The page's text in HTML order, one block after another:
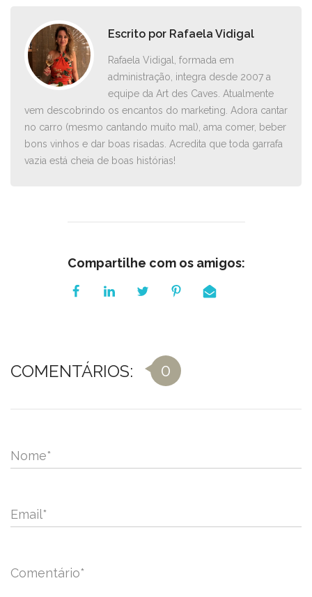
Escrito por Rafaela Vidigal
Rafaela Vidigal, formada em
administração, integra desde 2007 a
equipe da Art des Caves. Atualmente
vem descobrindo os encantos do marketing. Adora cantar
no carro ­(mesmo cantando muito mal), ama comer, beber
bons vinhos e dar boas risadas. Acredita que toda garrafa
vazia está cheia de boas histórias!
Compartilhe com os amigos:
COMENTÁRIOS: 0
Nome*
Email*
Comentário*